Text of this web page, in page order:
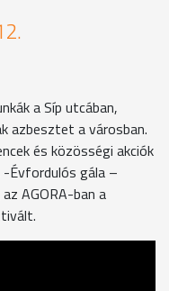
a Síp utcában,
azbesztet a városban.
és közösségi akciók
-Évfordulós gála –
AGORA-ban a